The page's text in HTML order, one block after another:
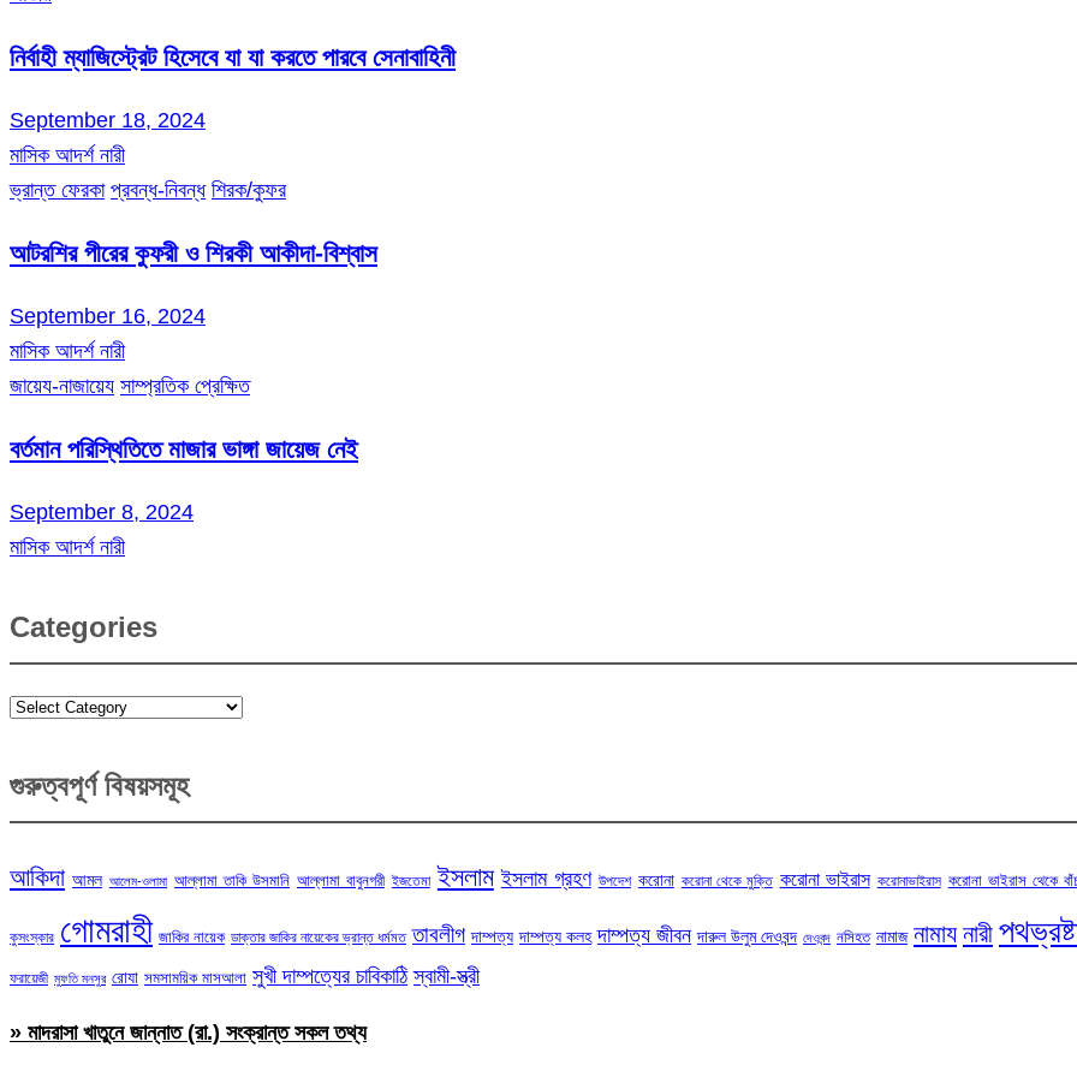
নির্বাহী ম্যাজিস্ট্রেট হিসেবে যা যা করতে পারবে সেনাবাহিনী
September 18, 2024
মাসিক আদর্শ নারী
ভ্রান্ত ফেরকা প্রবন্ধ-নিবন্ধ শিরক/কুফর
আটরশির পীরের কুফরী ও শিরকী আকীদা-বিশ্বাস
September 16, 2024
মাসিক আদর্শ নারী
জায়েয-নাজায়েয সাম্প্রতিক প্রেক্ষিত
বর্তমান পরিস্থিতিতে মাজার ভাঙ্গা জায়েজ নেই
September 8, 2024
মাসিক আদর্শ নারী
Categories
Categories
গুরুত্বপূর্ণ বিষয়সমূহ
আকিদা আমল আলেম-ওলামা আল্লামা তাকি উসমানি আল্লামা বাবুনগরী ইজতেমা ইসলাম ইসলাম গ্রহণ উপদেশ করোনা করোনা থেকে মুক্তি করোনা ভাইরাস করোনাভাইরাস করোনা ভাইরাস থেকে
কুসংস্কার গোমরাহী জাকির নায়েক ডাক্তার জাকির নায়েকের ভ্রান্ত ধর্মমত তাবলীগ দাম্পত্য দাম্পত্য কলহ দাম্পত্য জীবন দারুল উলুম দেওবন্দ দেওবন্দ নসিহত নামাজ নামায নারী
ফরায়েজী মুফতি মনসুর রোযা সমসাময়িক মাসআলা সুখী দাম্পত্যের চাবিকাঠি স্বামী-স্ত্রী
» মাদরাসা খাতুনে জান্নাত (রা.) সংক্রান্ত সকল তথ্য